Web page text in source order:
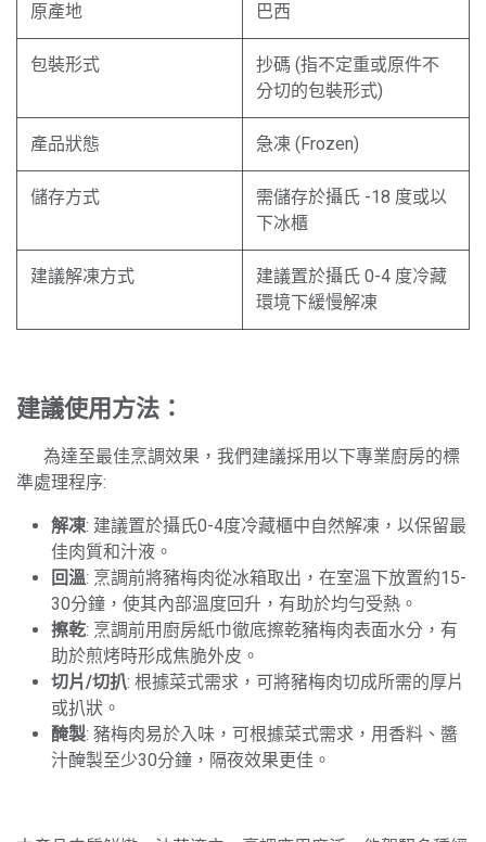
原產地 巴西
包裝形式
抄碼 (指不定重或原件不
分切的包裝形式)
產品狀態 急凍 (Frozen)
儲存方式
需儲存於攝氏 -18 度或以
下冰櫃
建議解凍方式
建議置於攝氏 0-4 度冷藏
環境下緩慢解凍
建議使用方法：
​為達至最佳烹調效果，我們建議採用以下專業廚房的標
準處理程序:
解凍: 建議置於攝氏0-4度冷藏櫃中自然解凍，以保留最
佳肉質和汁液。
回溫: 烹調前將豬梅肉從冰箱取出，在室溫下放置約15-
30分鐘，使其內部溫度回升，有助於均勻受熱。
擦乾: 烹調前用廚房紙巾徹底擦乾豬梅肉表面水分，有
助於煎烤時形成焦脆外皮。
切片/切扒: 根據菜式需求，可將豬梅肉切成所需的厚片
或扒狀。
醃製: 豬梅肉易於入味，可根據菜式需求，用香料、醬
汁醃製至少30分鐘，隔夜效果更佳。